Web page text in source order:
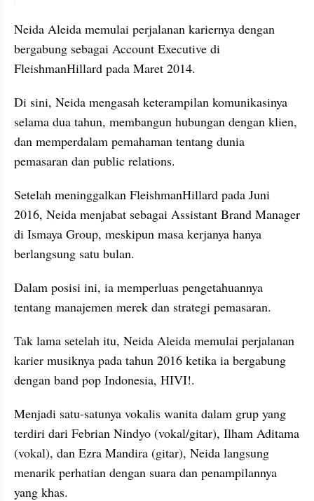
Neida Aleida memulai perjalanan kariernya dengan
bergabung sebagai Account Executive di
FleishmanHillard pada Maret 2014.
Di sini, Neida mengasah keterampilan komunikasinya
selama dua tahun, membangun hubungan dengan klien,
dan memperdalam pemahaman tentang dunia
pemasaran dan public relations.
Setelah meninggalkan FleishmanHillard pada Juni
2016, Neida menjabat sebagai Assistant Brand Manager
di Ismaya Group, meskipun masa kerjanya hanya
berlangsung satu bulan.
Dalam posisi ini, ia memperluas pengetahuannya
tentang manajemen merek dan strategi pemasaran.
Tak lama setelah itu, Neida Aleida memulai perjalanan
karier musiknya pada tahun 2016 ketika ia bergabung
dengan band pop Indonesia, HIVI!.
Menjadi satu-satunya vokalis wanita dalam grup yang
terdiri dari Febrian Nindyo (vokal/gitar), Ilham Aditama
(vokal), dan Ezra Mandira (gitar), Neida langsung
menarik perhatian dengan suara dan penampilannya
yang khas.